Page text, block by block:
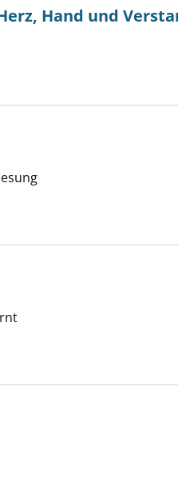
Herz, Hand und Verstand
Hand und
anzeigen